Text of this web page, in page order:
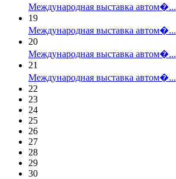
Международная выставка автом�...
19
Международная выставка автом�...
20
Международная выставка автом�...
21
Международная выставка автом�...
22
23
24
25
26
27
28
29
30